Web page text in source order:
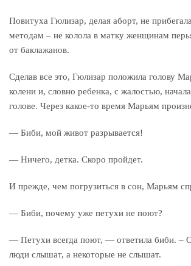
Повитуха Гюлизар, делая аборт, не
методам – не колола в матку женщинам
от баклажанов.
Сделав все это, Гюлизар положила голову
колени и, словно ребенка, с жалостью,
голове. Через какое-то время Марьям
— Биби, мой живот разрывается!
— Ничего, детка. Скоро пройдет.
И прежде, чем погрузиться в сон, Марьям
— Биби, почему уже петухи не поют?
— Петухи всегда поют, — ответила биби. –
люди слышат, а некоторые не слышат.